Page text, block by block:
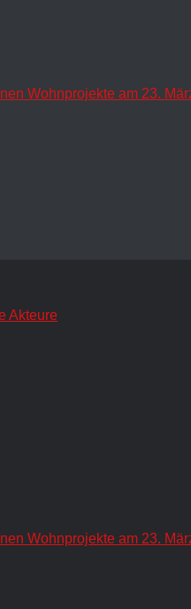
Wohnprojekte am 23.
Akteure
Wohnprojekte am 23.